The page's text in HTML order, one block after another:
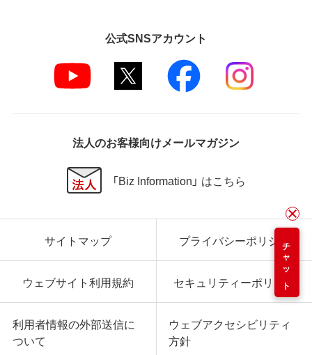
チャット
公式SNSアカウント
法人のお客様向けメールマガジン
「Biz Information」 はこちら
サイトマップ プライバシーポリシー
ウェブサイト利用規約 セキュリティーポリシー
利用者情報の外部送信に
ついて
ウェブアクセシビリティ
方針